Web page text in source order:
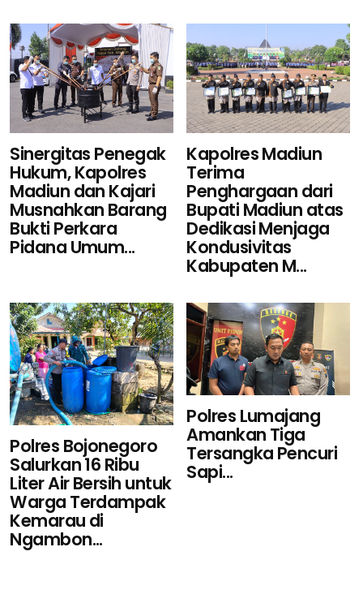
Sinergitas Penegak
Hukum, Kapolres
Madiun dan Kajari
Musnahkan Barang
Bukti Perkara
Pidana Umum...
Kapolres Madiun
Terima
Penghargaan dari
Bupati Madiun atas
Dedikasi Menjaga
Kondusivitas
Kabupaten M...
Polres Bojonegoro
Salurkan 16 Ribu
Liter Air Bersih untuk
Warga Terdampak
Kemarau di
Ngambon...
Polres Lumajang
Amankan Tiga
Tersangka Pencuri
Sapi...